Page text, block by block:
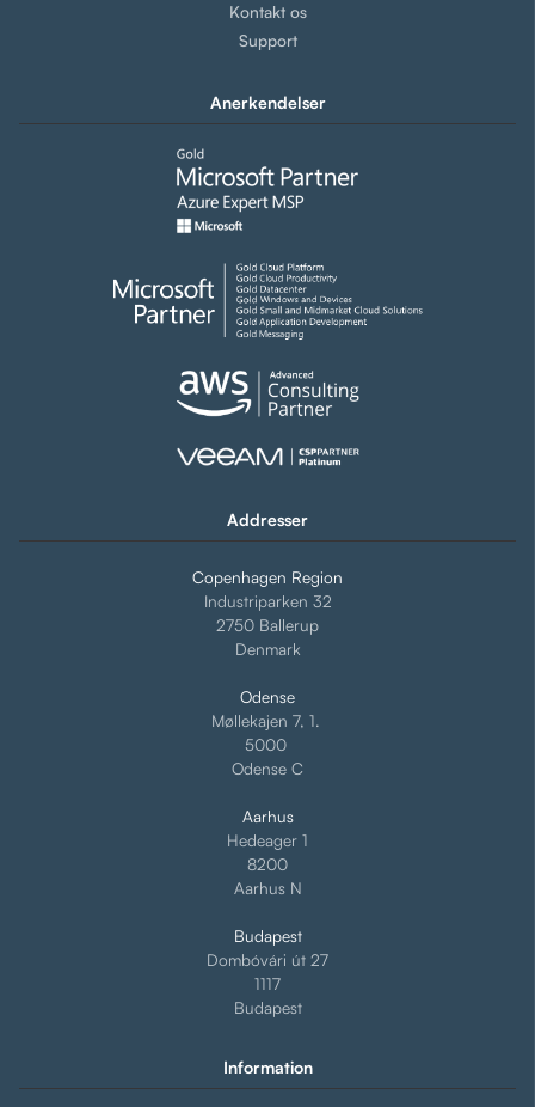
Kontakt os
Support
Anerkendelser
Addresser
Copenhagen Region
Industriparken 32
2750 Ballerup
Denmark
Odense
Møllekajen 7, 1.
5000
Odense C
Aarhus
Hedeager 1
8200
Aarhus N
Budapest
Dombóvári út 27
1117
Budapest
Information